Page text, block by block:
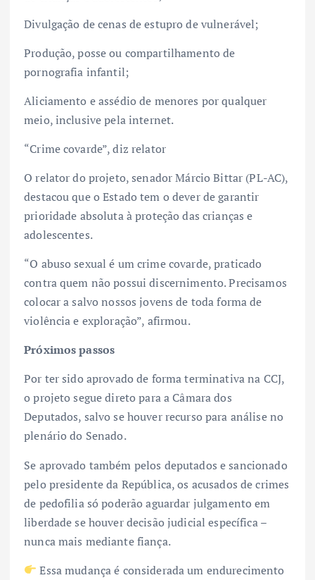
Divulgação de cenas de estupro de vulnerável;
Produção, posse ou compartilhamento de
pornografia infantil;
Aliciamento e assédio de menores por qualquer
meio, inclusive pela internet.
“Crime covarde”, diz relator
O relator do projeto, senador Márcio Bittar (PL-AC),
destacou que o Estado tem o dever de garantir
prioridade absoluta à proteção das crianças e
adolescentes.
“O abuso sexual é um crime covarde, praticado
contra quem não possui discernimento. Precisamos
colocar a salvo nossos jovens de toda forma de
violência e exploração”, afirmou.
Próximos passos
Por ter sido aprovado de forma terminativa na CCJ,
o projeto segue direto para a Câmara dos
Deputados, salvo se houver recurso para análise no
plenário do Senado.
Se aprovado também pelos deputados e sancionado
pelo presidente da República, os acusados de crimes
de pedofilia só poderão aguardar julgamento em
liberdade se houver decisão judicial específica –
nunca mais mediante fiança.
Essa mudança é considerada um endurecimento